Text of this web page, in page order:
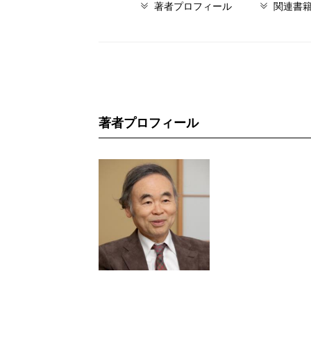
著者プロフィール 関連書
著者プロフィール